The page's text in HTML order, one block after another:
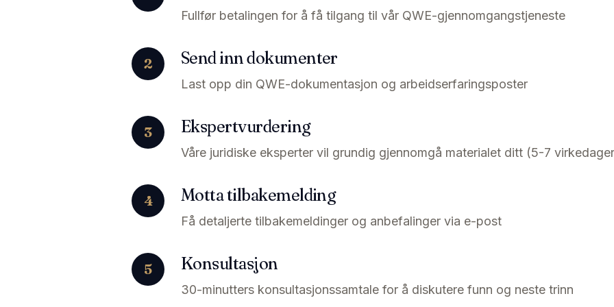
Fullfør betalingen for å få tilgang til vår QWE-gjennomgangstjeneste
2 Send inn dokumenter
Last opp din QWE-dokumentasjon og arbeidserfaringsposter
3 Ekspertvurdering
Våre juridiske eksperter vil grundig gjennomgå materialet ditt (5-7
4 Motta tilbakemelding
Få detaljerte tilbakemeldinger og anbefalinger via e-post
5 Konsultasjon
30-minutters konsultasjonssamtale for å diskutere funn og neste trinn